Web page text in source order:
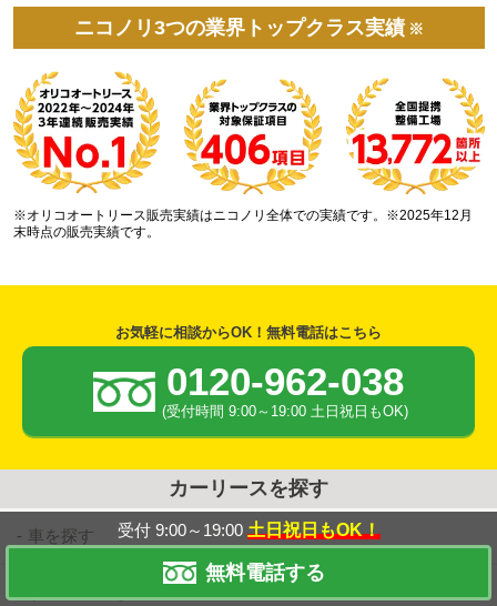
ニコノリ3つの業界トップクラス実績 ※
※オリコオートリース販売実績はニコノリ全体での実績です。※2025年12月
末時点の販売実績です。
お気軽に相談からOK！無料電話はこちら
0120-962-038
(受付時間 9:00～19:00 土日祝日もOK)
受付 9:00～19:00 土日祝日もOK！
無料電話する
カーリースを探す
車を探す
すべての車を見る